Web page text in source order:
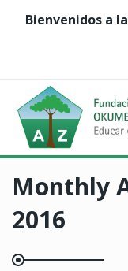
Bienvenidos a
Monthly
2016